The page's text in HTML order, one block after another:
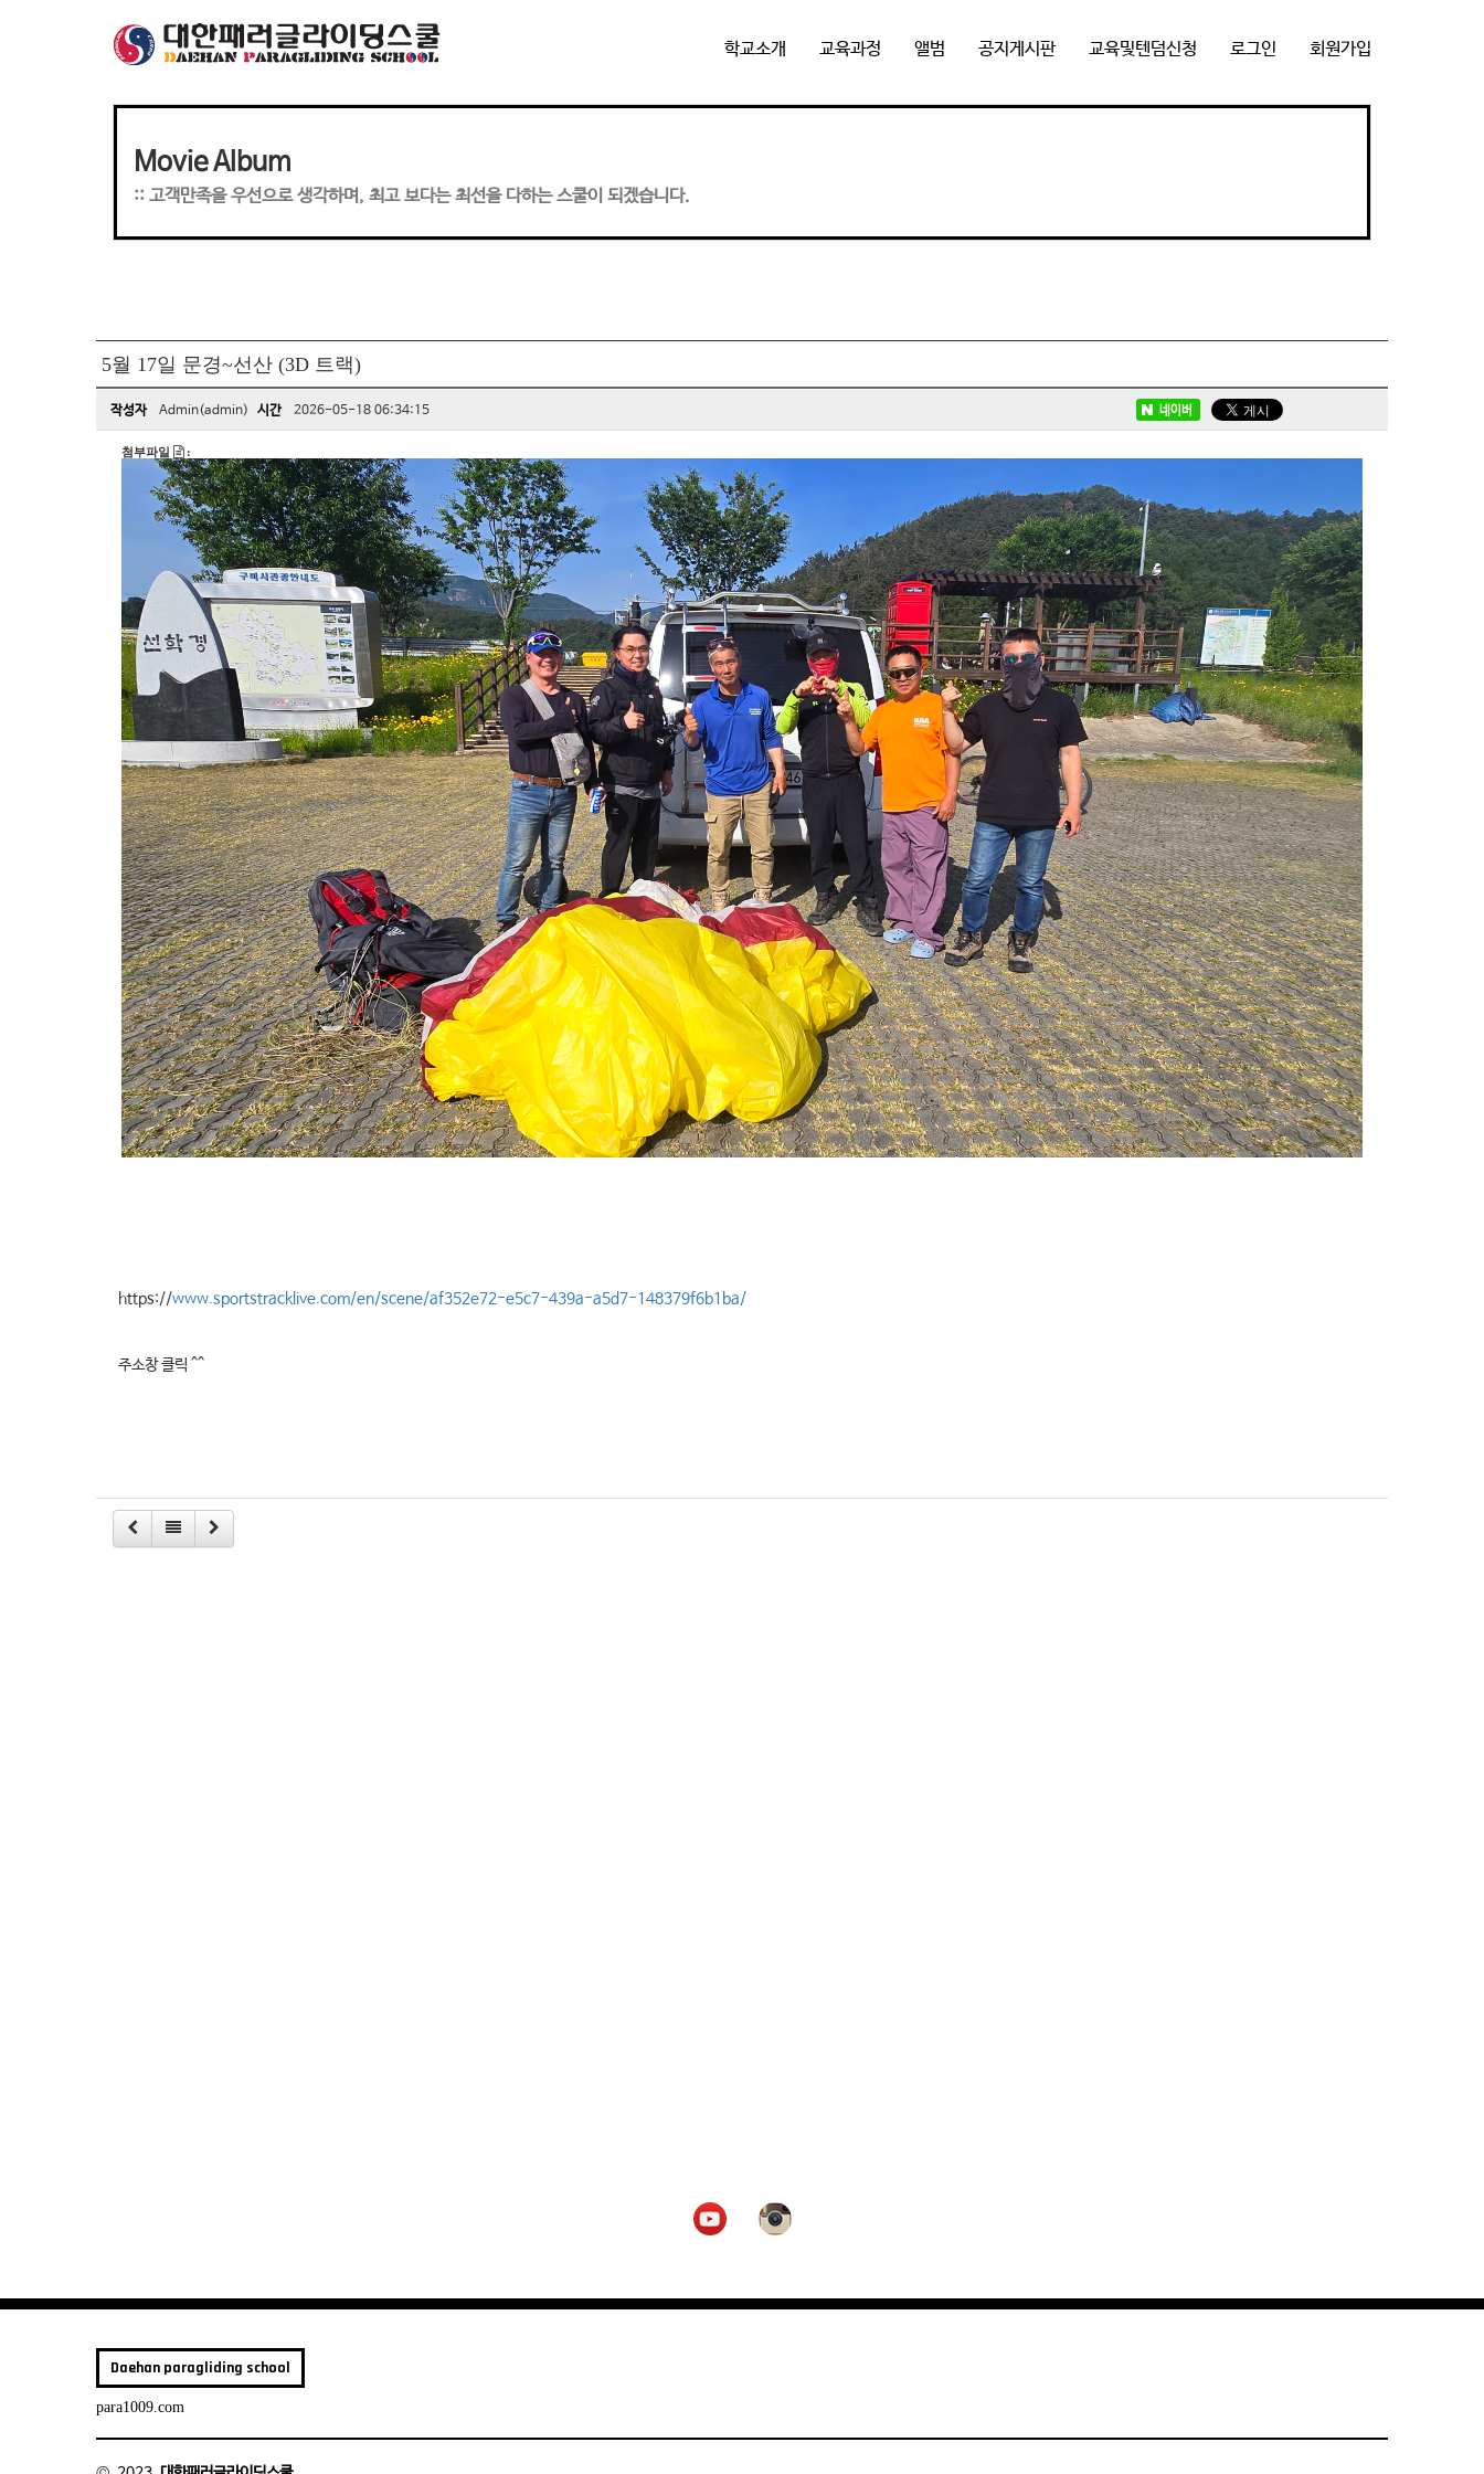
학교소개 교육과정 앨범 공지게시판 교육및텐덤신청 로그인 회원가입
Movie Album
:: 고객만족을 우선으로 생각하며, 최고 보다는 최선을 다하는 스쿨이 되겠습니다.
5월 17일 문경~선산 (3D 트랙)
작성자 Admin(admin) 시간 2026-05-18 06:34:15 네이버
첨부파일 :
https://www.sportstracklive.com/en/scene/af352e72-e5c7-439a-a5d7-148379f6b1ba/
주소창 클릭 ^^
Daehan paragliding school
para1009.com